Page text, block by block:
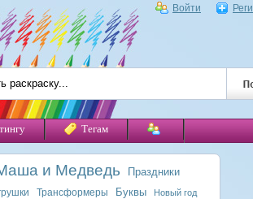
Войти
Тегам
и Медведь Праздники
Трансформеры Буквы Новый год